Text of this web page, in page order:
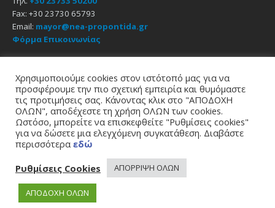
Fax: +30 23730 65793
Email: mayor@nea-propontida.gr
Φόρμα Επικοινωνίας
EmailFacebookYouTube
Αρχική Πολιτική Απορρήτου Πολιτική Cookies
© 2021
Δήμος Νέας Προποντίδας
σχεδίαση - υποστήριξη
Χρησιμοποιούμε cookies στον ιστότοπό μας για να
προσφέρουμε την πιο σχετική εμπειρία και θυμόμαστε
τις προτιμήσεις σας. Κάνοντας κλικ στο "ΑΠΟΔΟΧΗ
ΟΛΩΝ", αποδέχεστε τη χρήση ΟΛΩΝ των cookies.
Ωστόσο, μπορείτε να επισκεφθείτε "Ρυθμίσεις cookies"
για να δώσετε μια ελεγχόμενη συγκατάθεση. Διαβάστε
περισσότερα εδώ
Ρυθμίσεις Cookies
ΑΠΟΡΡΙΨΗ ΟΛΩΝ
ΑΠΟΔΟΧΗ ΟΛΩΝ